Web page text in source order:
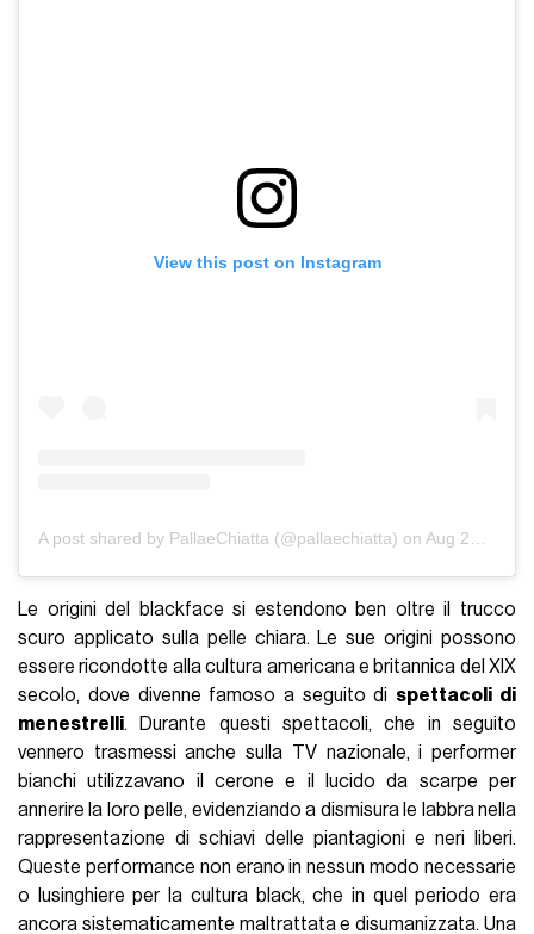
View this post on Instagram
A post shared by PallaeChiatta (@pallaechiatta) on Aug 22, 2017 at 12:47am PDT
Le origini del blackface si estendono ben oltre il trucco
scuro applicato sulla pelle chiara. Le sue origini possono
essere ricondotte alla cultura americana e britannica del XIX
secolo, dove divenne famoso a seguito di spettacoli di
menestrelli. Durante questi spettacoli, che in seguito
vennero trasmessi anche sulla TV nazionale, i performer
bianchi utilizzavano il cerone e il lucido da scarpe per
annerire la loro pelle, evidenziando a dismisura le labbra nella
rappresentazione di schiavi delle piantagioni e neri liberi.
Queste performance non erano in nessun modo necessarie
o lusinghiere per la cultura black, che in quel periodo era
ancora sistematicamente maltrattata e disumanizzata. Una